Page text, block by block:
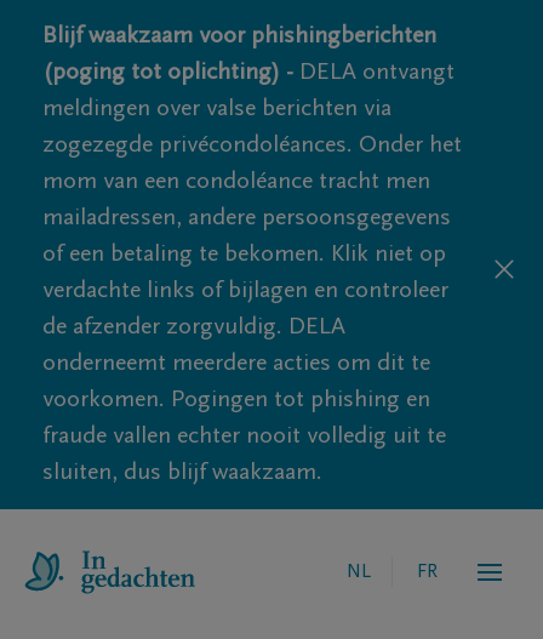
Blijf waakzaam voor phishingberichten
(poging tot oplichting) - DELA ontvangt
meldingen over valse berichten via
zogezegde privécondoléances. Onder het
mom van een condoléance tracht men
mailadressen, andere persoonsgegevens
of een betaling te bekomen. Klik niet op
verdachte links of bijlagen en controleer
de afzender zorgvuldig. DELA
onderneemt meerdere acties om dit te
voorkomen. Pogingen tot phishing en
fraude vallen echter nooit volledig uit te
sluiten, dus blijf waakzaam.
NL FR